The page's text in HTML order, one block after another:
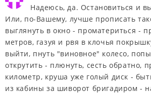
Надеюсь, да. Остановиться и
Или, по-Вашему, лучше прописать
выглянуть в окно - проматериться -
метров, газуя и рвя в клочья
выйти, пнуть "виновное" колесо,
открутить - плюнуть, сесть обратно,
километр, круша уже голый диск -
из кабины за шиворот бригадиром -